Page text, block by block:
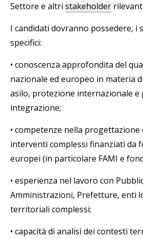
Settore e altri stakeholder
I candidati dovranno possedere, i
specifici:
• conoscenza approfondita del
nazionale ed europeo in materia
asilo, protezione internazionale e
integrazione;
• competenze nella progettazione
interventi complessi finanziati da
europei (in particolare FAMI e
• esperienza nel lavoro con
Amministrazioni, Prefetture, enti
territoriali complessi;
• capacità di analisi dei contesti